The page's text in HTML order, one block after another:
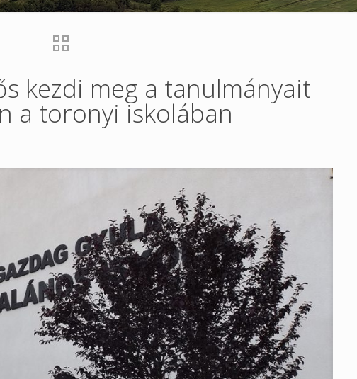
kezdi meg a tanulmányait
a toronyi iskolában